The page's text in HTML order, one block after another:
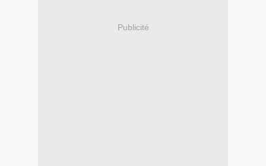
Publicité